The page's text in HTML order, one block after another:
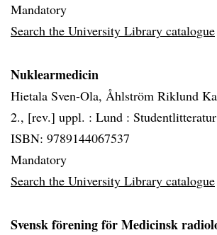
Mandatory
Search the University Library catalogue
Nuklearmedicin
Hietala Sven-Ola, Åhlström Riklund
2., [rev.] uppl. : Lund :
ISBN: 9789144067537
Mandatory
Search the University Library catalogue
Svensk förening för Medicinsk